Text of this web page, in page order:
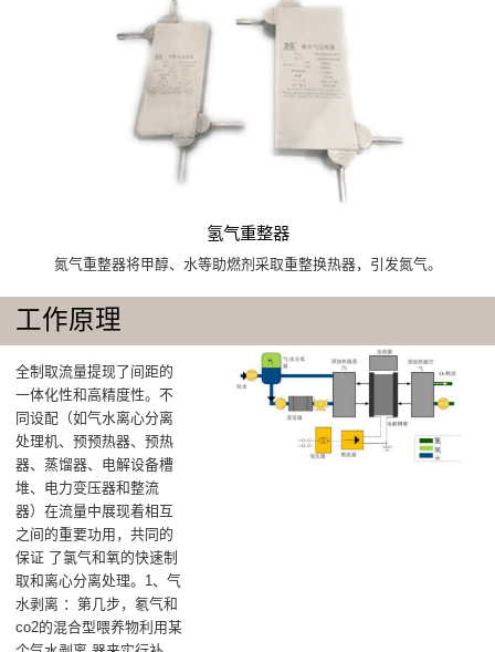
氢气重整器
氮气重整器将甲醇、水等助燃剂采取重整换热器，引发氮气。
工作原理
全制取流量提现了间距的
一体化性和高精度性。不
同设配（如气水离心分离
处理机、预预热器、预热
器、蒸馏器、电解设备槽
堆、电力变压器和整流
器）在流量中展现着相互
之间的重要功用，共同的
保证 了氯气和氧的快速制
取和离心分离处理。1、气
水剥离 ：第几步，氡气和
co2的混合型喂养物利用某